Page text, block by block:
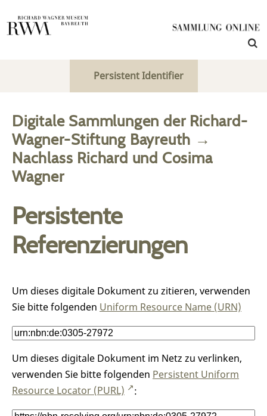
Persistent Identifier
Digitale Sammlungen der Richard-
Wagner-Stiftung Bayreuth →
Nachlass Richard und Cosima
Wagner
Persistente
Referenzierungen
Um dieses digitale Dokument zu zitieren, verwenden
Sie bitte folgenden Uniform Resource Name (URN)
Um dieses digitale Dokument im Netz zu verlinken,
verwenden Sie bitte folgenden Persistent Uniform
Resource Locator (PURL)
: